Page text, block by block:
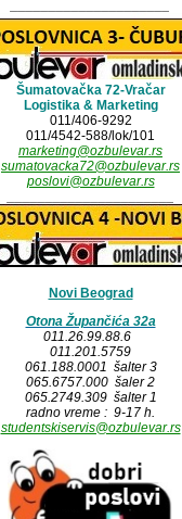
Šumatovačka 72-Vračar
Logistika & Marketing
011/406-9292
011/4542-588/lok/101
marketing@ozbulevar.rs
sumatovacka72@ozbulevar.rs
poslovi@ozbulevar.rs
Novi Beograd
Otona Župančića 32a
011.26.99.88.6
011.201.5759
061.188.0001 šalter 3
065.6757.000 šaler 2
065.2749.309 šalter 1
radno vreme : 9-17 h.
studentskiservis@ozbulevar.rs